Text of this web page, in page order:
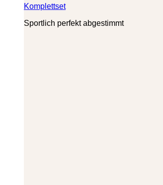
Komplettset
Sportlich perfekt abgestimmt